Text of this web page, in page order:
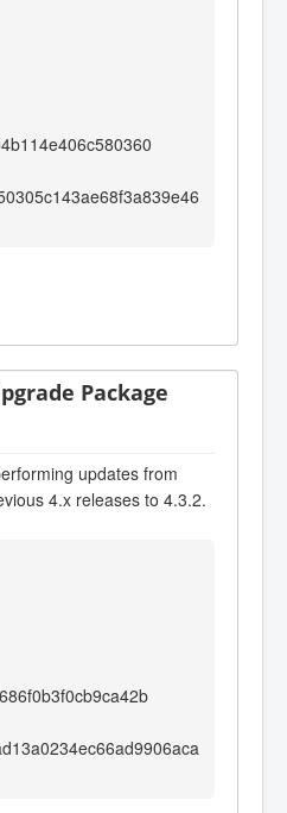
Package
updates from
4.x releases to 4.3.2.